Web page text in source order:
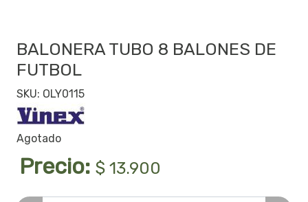
BALONERA TUBO 8 BALONES DE
FUTBOL
SKU: OLY0115
Agotado
Precio: $ 13.900